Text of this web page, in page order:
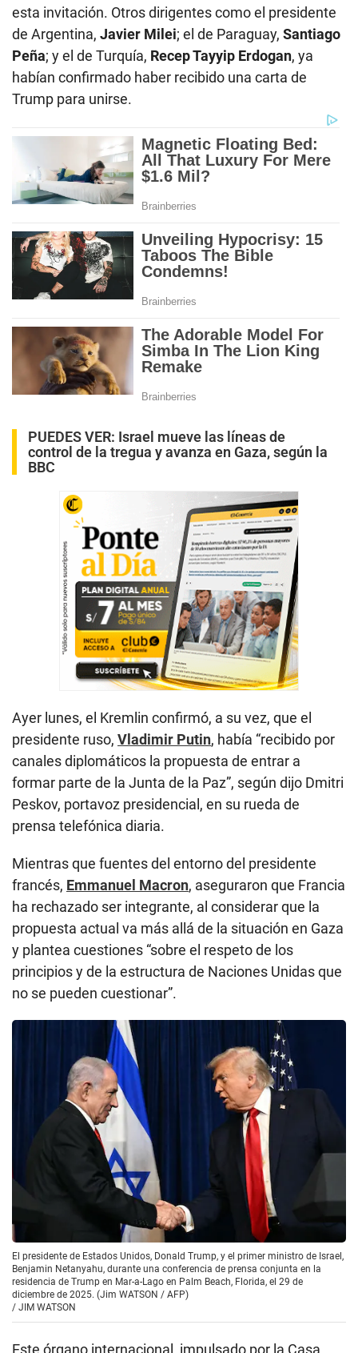
esta invitación. Otros dirigentes como el presidente
de Argentina, Javier Milei; el de Paraguay, Santiago
Peña; y el de Turquía, Recep Tayyip Erdogan, ya
habían confirmado haber recibido una carta de
Trump para unirse.
PUEDES VER: Israel mueve las líneas de
control de la tregua y avanza en Gaza, según la
BBC
Ayer lunes, el Kremlin confirmó, a su vez, que el
presidente ruso, Vladimir Putin, había “recibido por
canales diplomáticos la propuesta de entrar a
formar parte de la Junta de la Paz”, según dijo Dmitri
Peskov, portavoz presidencial, en su rueda de
prensa telefónica diaria.
Mientras que fuentes del entorno del presidente
francés, Emmanuel Macron, aseguraron que Francia
ha rechazado ser integrante, al considerar que la
propuesta actual va más allá de la situación en Gaza
y plantea cuestiones “sobre el respeto de los
principios y de la estructura de Naciones Unidas que
no se pueden cuestionar”.
El presidente de Estados Unidos, Donald Trump, y el primer ministro de Israel,
Benjamin Netanyahu, durante una conferencia de prensa conjunta en la
residencia de Trump en Mar-a-Lago en Palm Beach, Florida, el 29 de
diciembre de 2025. (Jim WATSON / AFP)
/ JIM WATSON
Este órgano internacional, impulsado por la Casa